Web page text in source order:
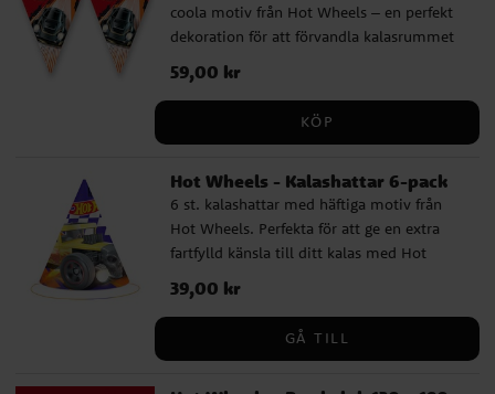
coola motiv från Hot Wheels – en perfekt
dekoration för att förvandla kalasrummet
3 meter lång och varje vimpel är cirka 24,5
Pris:59,00 kr
59,00 kr
KÖP
Hot Wheels - Kalashattar 6-pack
6 st. kalashattar med häftiga motiv från
Hot Wheels. Perfekta för att ge en extra
fartfylld känsla till ditt kalas med Hot
Wheels-tema! Hattarna är ca 19 cm höga
och hålls på plats med ett bekvämt
Pris:39,00 kr
39,00 kr
GÅ TILL